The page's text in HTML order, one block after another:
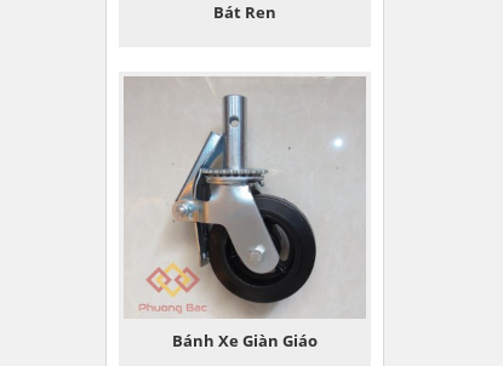
Bát Ren
Bánh Xe Giàn Giáo